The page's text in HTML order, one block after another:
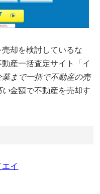
却を検討しているな
産一括査定サイト「イ
業まで一括で不動産の売
い金額で不動産を売却す
イ